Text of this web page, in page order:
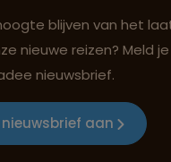
oog voor mens,
blijven van het
nieuwe reizen? Meld
nieuwsbrief.
aan